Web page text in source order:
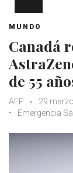
MUNDO
Canadá
de 55
AFP 29
Emergencia